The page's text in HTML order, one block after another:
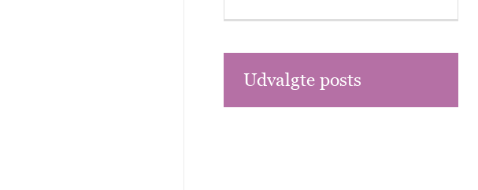
Udvalgte posts